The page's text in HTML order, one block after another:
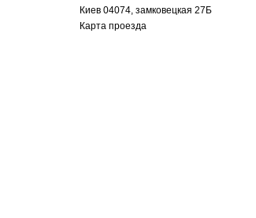
Киев 04074, замковецкая 27Б
Карта проезда